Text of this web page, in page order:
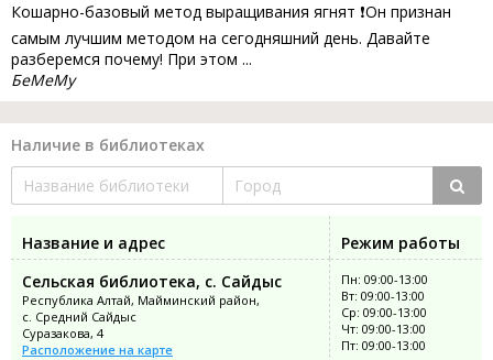
Кошарно-базовый метод выращивания ягнят ❗Он признан
самым лучшим методом на сегодняшний день. Давайте
разберемся почему! При этом ...
БеМеМу
Наличие в библиотеках
Название и адрес
Режим работы
Сельская библиотека, с. Сайдыс
Республика Алтай, Майминский район,
с. Средний Сайдыс
Суразакова, 4
Расположение на карте
Пн: 09:00-13:00
Вт: 09:00-13:00
Ср: 09:00-13:00
Чт: 09:00-13:00
Пт: 09:00-13:00